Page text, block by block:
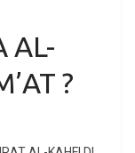
AL-
?